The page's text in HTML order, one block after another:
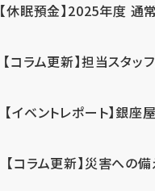
【休眠預金】2025年度 通
【コラム更新】担当スタ
【イベントレポート】銀
【コラム更新】災害への